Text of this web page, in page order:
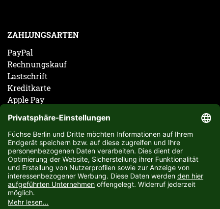
ZAHLUNGSARTEN
PayPal
Rechnungskauf
Lastschrift
Kreditkarte
Apple Pay
ABONNIERE JETZT DEN KOSTENLOSEN FÜCHSE
BERLIN NEWSLETTER UND VERPASSE KEINE
NEUIGKEIT ODER AKTION MEHR.
JETZT ANMELDEN